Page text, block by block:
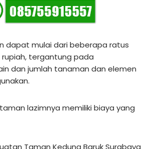
dapat mulai dari beberapa ratus
tergantung pada
dan jumlah tanaman dan elemen
lazimnya memiliki biaya yang
Taman Kedung Baruk Surabaya